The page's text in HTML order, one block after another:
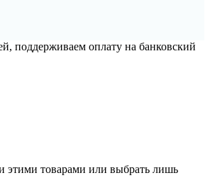
поддерживаем оплату на банковский
этими товарами или выбрать лишь